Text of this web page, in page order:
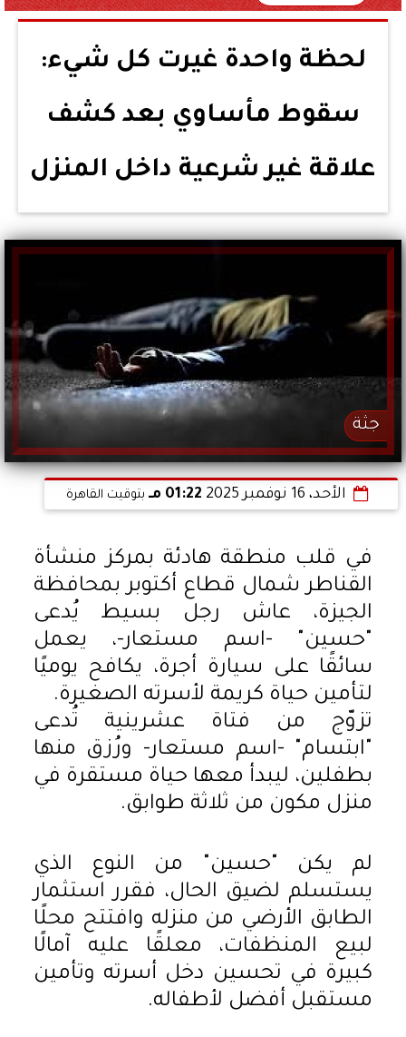
لحظة واحدة غيرت كل شيء:
سقوط مأساوي بعد كشف
علاقة غير شرعية داخل المنزل
جثة
الأحد، 16 نوفمبر 2025 01:22 مـ بتوقيت القاهرة
في قلب منطقة هادئة بمركز منشأة
القناطر شمال قطاع أكتوبر بمحافظة
الجيزة، عاش رجل بسيط يُدعى
"حسين" -اسم مستعار-، يعمل
سائقًا على سيارة أجرة، يكافح يوميًا
لتأمين حياة كريمة لأسرته الصغيرة.
تزوّج من فتاة عشرينية تُدعى
"ابتسام" -اسم مستعار- ورُزق منها
بطفلين، ليبدأ معها حياة مستقرة في
منزل مكون من ثلاثة طوابق.
لم يكن "حسين" من النوع الذي
يستسلم لضيق الحال، فقرر استثمار
الطابق الأرضي من منزله وافتتح محلًا
لبيع المنظفات، معلقًا عليه آمالًا
كبيرة في تحسين دخل أسرته وتأمين
مستقبل أفضل لأطفاله.